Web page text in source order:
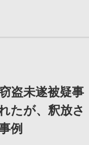
盗未遂被疑事
たが、釈放さ
例